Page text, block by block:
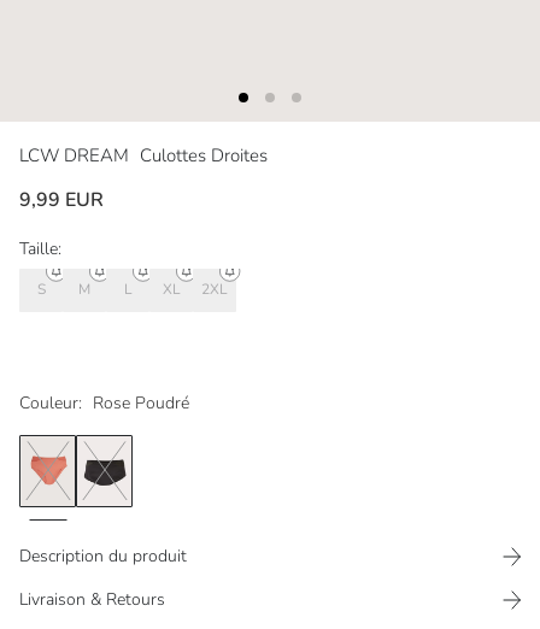
LCW DREAM Culottes Droites
9,99 EUR
Couleur: Rose Poudré
Taille:
S M L XL 2XL
Description du produit
Livraison & Retours